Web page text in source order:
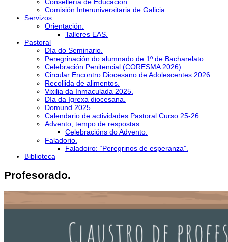
Comisión Interuniversitaria de Galicia
Servizos
Orientación.
Talleres EAS.
Pastoral
Día do Seminario.
Peregrinación do alumnado de 1º de Bacharelato.
Celebración Penitencial (CORESMA 2026).
Circular Encontro Diocesano de Adolescentes 2026
Recollida de alimentos.
Vixilia da Inmaculada 2025.
Día da Igrexa diocesana.
Domund 2025
Calendario de actividades Pastoral Curso 25-26.
Advento, tempo de respostas.
Celebracións do Advento.
Faladorio.
Faladoiro: “Peregrinos de esperanza”.
Biblioteca
Profesorado.